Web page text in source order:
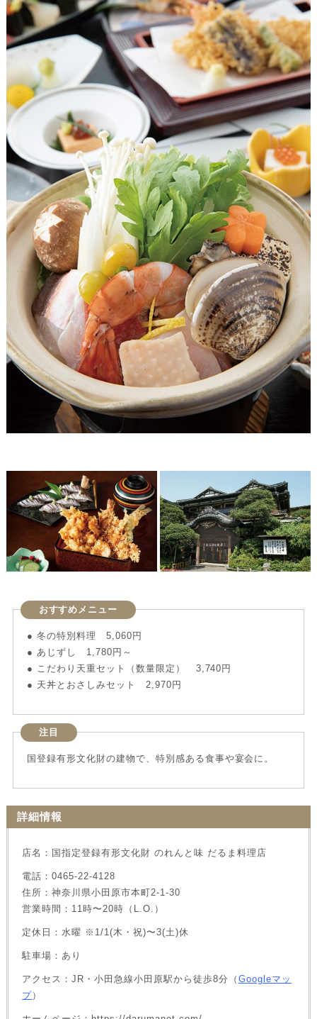
おすすめメニュー
● 冬の特別料理 5,060円
● あじずし 1,780円～
● こだわり天重セット（数量限定） 3,740円
● 天丼とおさしみセット 2,970円
注目
国登録有形文化財の建物で、特別感ある食事や宴会に。
詳細情報
店名：国指定登録有形文化財 のれんと味 だるま料理店
電話：0465-22-4128
住所：神奈川県小田原市本町2-1-30
営業時間：11時〜20時（L.O.）
定休日：水曜 ※1/1(木・祝)〜3(土)休
駐車場：あり
アクセス：JR・小田急線小田原駅から徒歩8分（ Googleマッ
プ）